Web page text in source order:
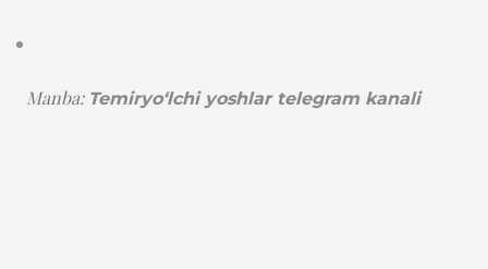
Manba: Temiryo‘lchi yoshlar telegram kanali